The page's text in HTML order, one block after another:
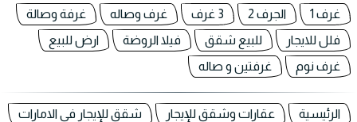
غرف 1 الجرف 2 3 غرف غرف وصاله
غرفة وصالة
فلل للايجار
للبيع شقق فيلا الروضة
ارض للبيع
غرف نوم
غرفتين و صاله
الرئيسية عقارات وشقق للإيجار شقق للإيجار في الامارات